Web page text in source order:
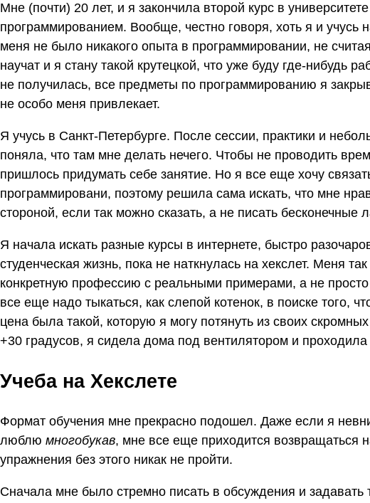
Мне (почти) 20 лет, и я закончила второй курс в
программированием. Вообще, честно говоря, хоть я и учусь
меня не было никакого опыта в программировании, не
научат и я стану такой крутецкой, что уже буду где-нибудь
не получилась, все предметы по программированию я
не особо меня привлекает.
Я учусь в Санкт-Петербурге. После сессии, практики и
поняла, что там мне делать нечего. Чтобы не проводить
пришлось придумать себе занятие. Но я все еще хочу
программировани, поэтому решила сама искать, что мне
стороной, если так можно сказать, а не писать
Я начала искать разные курсы в интернете, быстро
студенческая жизнь, пока не наткнулась на хекслет. Меня
конкретную профессию с реальными примерами, а не
все еще надо тыкаться, как слепой котенок, в поиске того,
цена была такой, которую я могу потянуть из своих
+30 градусов, я сидела дома под вентилятором и проходила
Учеба на Хекслете
Формат обучения мне прекрасно подошел. Даже если я
люблю многобукав, мне все еще приходится возвращаться
упражнения без этого никак не пройти.
Сначала мне было стремно писать в обсуждения и